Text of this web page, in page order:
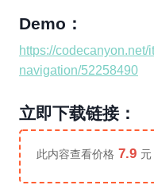
Demo：
https://
navigation/52258490
立即下载链接：
此内容查看价格 7.9 元